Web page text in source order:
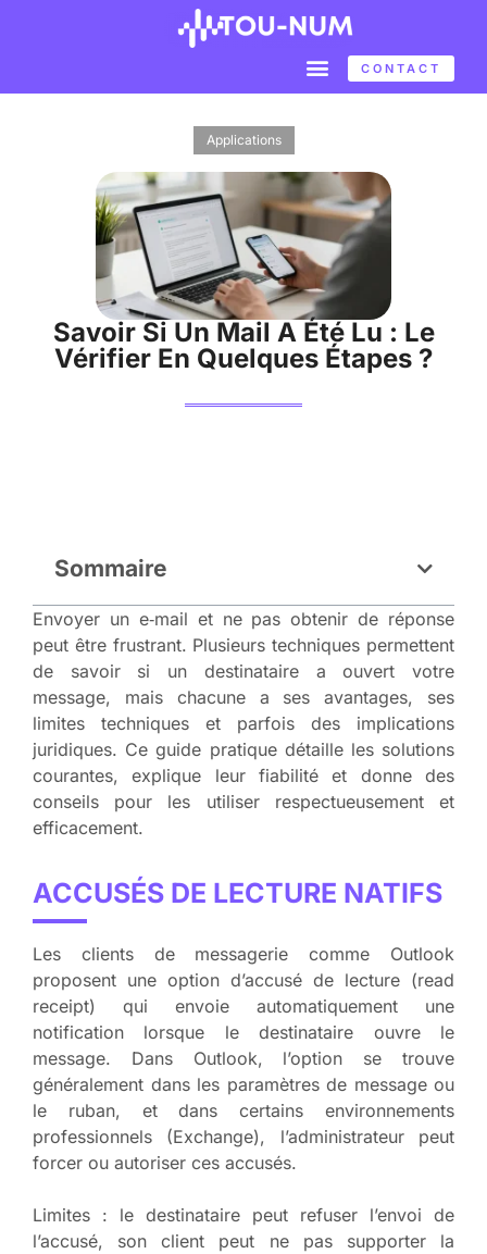
CONTACT
Applications
Savoir Si Un Mail A Été Lu : Le
Vérifier En Quelques Étapes ?
Sommaire
Envoyer un e‑mail et ne pas obtenir de réponse
peut être frustrant. Plusieurs techniques permettent
de savoir si un destinataire a ouvert votre
message, mais chacune a ses avantages, ses
limites techniques et parfois des implications
juridiques. Ce guide pratique détaille les solutions
courantes, explique leur fiabilité et donne des
conseils pour les utiliser respectueusement et
efficacement.
ACCUSÉS DE LECTURE NATIFS
Les clients de messagerie comme Outlook
proposent une option d’accusé de lecture (read
receipt) qui envoie automatiquement une
notification lorsque le destinataire ouvre le
message. Dans Outlook, l’option se trouve
généralement dans les paramètres de message ou
le ruban, et dans certains environnements
professionnels (Exchange), l’administrateur peut
forcer ou autoriser ces accusés.
Limites : le destinataire peut refuser l’envoi de
l’accusé, son client peut ne pas supporter la